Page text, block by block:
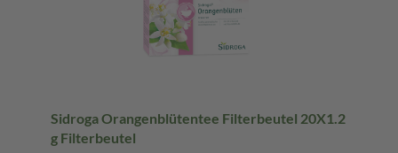
Sidroga Orangenblütentee Filterbeutel 20X1.2
g Filterbeutel